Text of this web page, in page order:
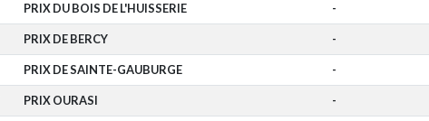
PRIX DU BOIS DE L'HUISSERIE -
PRIX DE BERCY -
PRIX DE SAINTE-GAUBURGE -
PRIX OURASI -